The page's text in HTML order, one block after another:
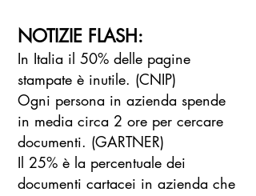
NOTIZIE FLASH:
In Italia il 50% delle pagine
stampate è inutile. (CNIP)
Ogni persona in azienda spende
in media circa 2 ore per cercare
documenti. (GARTNER)
Il 25% è la percentuale dei
documenti cartacei in azienda che